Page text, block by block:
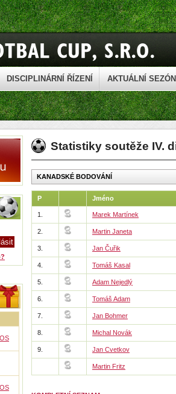
DISCIPLINÁRNÍ ŘÍZENÍ AKTUÁLNÍ
Statistiky soutěže IV.
KANADSKÉ BODOVÁNÍ
P Jméno
1. Marek Martínek
2. Martin Janeta
3. Jan Čuřik
4. Tomáš Kasal
5. Adam Nejedlý
6. Tomáš Adam
7. Jan Bohmer
8. Michal Novák
9. Jan Cvetkov
Martin Fritz